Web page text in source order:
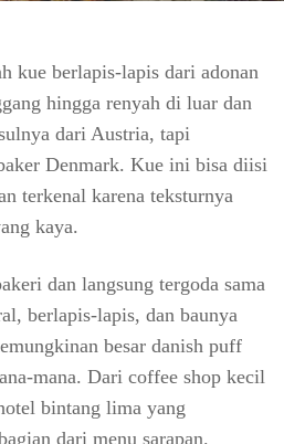
kue berlapis-lapis dari adonan
hingga renyah di luar dan
dari Austria, tapi
Denmark. Kue ini bisa diisi
terkenal karena teksturnya
kaya.
dan langsung tergoda sama
berlapis-lapis, dan baunya
besar danish puff
mana. Dari coffee shop kecil
bintang lima yang
dari menu sarapan.